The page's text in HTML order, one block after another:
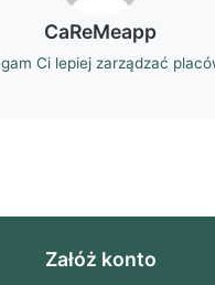
CaReMeapp
Ci lepiej zarządzać
Załóż konto